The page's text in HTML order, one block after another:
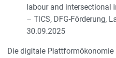
labour and intersectional
– TICS, DFG-Förderung,
30.09.2025
Die digitale Plattformökonomie